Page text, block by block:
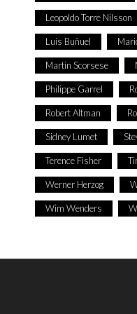
Leopoldo Torre Nilsson
Luis Buñuel
Martin Scorsese
Philippe Garrel
Robert Altman
Sidney Lumet
Terence Fisher
Werner Herzog
Wim Wenders